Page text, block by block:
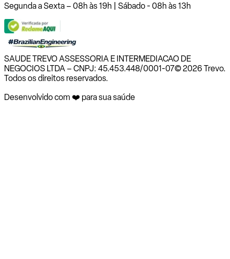
Segunda a Sexta – 08h às 19h | Sábado - 08h às 13h
SAUDE TREVO ASSESSORIA E INTERMEDIACAO DE
NEGOCIOS LTDA – CNPJ: 45.453.448/0001-07© 2026 Trevo.
Todos os direitos reservados.
Desenvolvido com ❤️ para sua saúde